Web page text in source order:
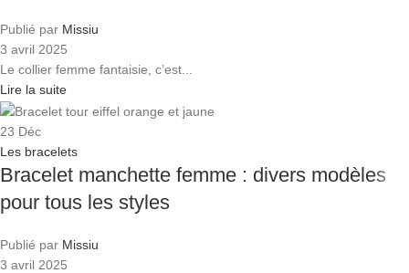
Publié par Missiu
3 avril 2025
Le collier femme fantaisie, c’est...
Lire la suite
23 Déc
Les bracelets
Bracelet manchette femme : divers modèles
pour tous les styles
Publié par Missiu
3 avril 2025